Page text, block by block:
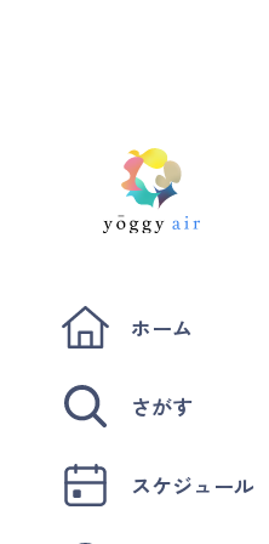
ホーム
さがす
スケジュール